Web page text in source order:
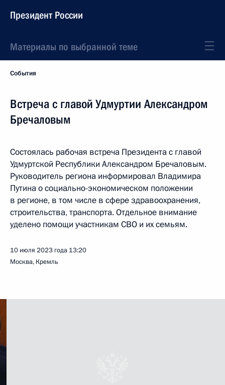
Президент России
Материалы по выбранной теме
События
Встреча с главой Удмуртии Александром
Бречаловым
Состоялась рабочая встреча Президента с главой
Удмуртской Республики Александром Бречаловым.
Руководитель региона информировал Владимира
Путина о социально-экономическом положении
в регионе, в том числе в сфере здравоохранения,
строительства, транспорта. Отдельное внимание
уделено помощи участникам СВО и их семьям.
10 июля 2023 года 13:20
Москва, Кремль